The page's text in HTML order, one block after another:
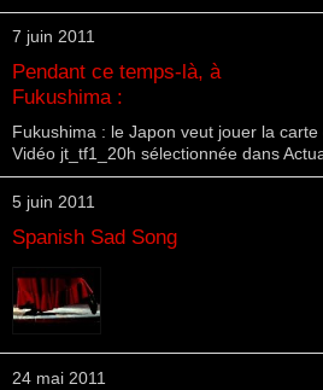
7 juin 2011
Pendant ce temps-là, à
Fukushima :
Fukushima : le Japon veut jouer la
Vidéo jt_tf1_20h sélectionnée dans
5 juin 2011
Spanish Sad Song
24 mai 2011